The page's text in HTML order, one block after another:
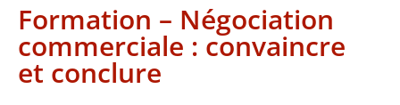
Formation – Négociation
commerciale : convaincre
et conclure